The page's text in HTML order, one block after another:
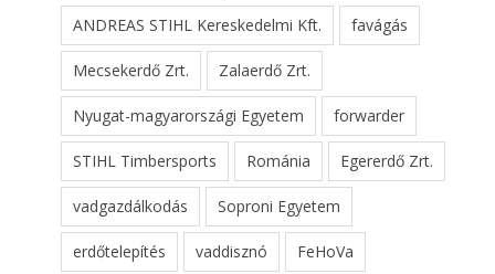
ANDREAS STIHL Kereskedelmi Kft. favágás
Mecsekerdő Zrt. Zalaerdő Zrt.
Nyugat-magyarországi Egyetem forwarder
STIHL Timbersports Románia Egererdő Zrt.
vadgazdálkodás Soproni Egyetem
erdőtelepítés vaddisznó FeHoVa